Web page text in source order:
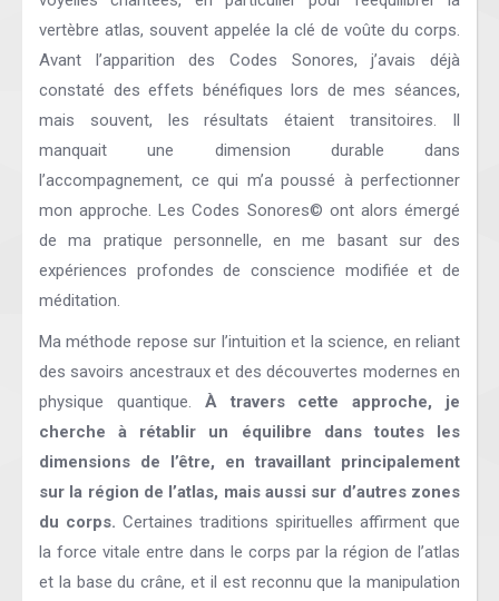
vertèbre atlas, souvent appelée la clé de voûte du corps.
Avant l’apparition des Codes Sonores, j’avais déjà
constaté des effets bénéfiques lors de mes séances,
mais souvent, les résultats étaient transitoires. Il
manquait une dimension durable dans
l’accompagnement, ce qui m’a poussé à perfectionner
mon approche. Les Codes Sonores© ont alors émergé
de ma pratique personnelle, en me basant sur des
expériences profondes de conscience modifiée et de
méditation.
Ma méthode repose sur l’intuition et la science, en reliant
des savoirs ancestraux et des découvertes modernes en
physique quantique. À travers cette approche, je
cherche à rétablir un équilibre dans toutes les
dimensions de l’être, en travaillant principalement
sur la région de l’atlas, mais aussi sur d’autres zones
du corps. Certaines traditions spirituelles affirment que
la force vitale entre dans le corps par la région de l’atlas
et la base du crâne, et il est reconnu que la manipulation